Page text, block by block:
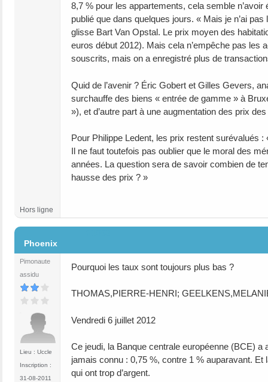
8,7 % pour les appartements, cela semble
publié que dans quelques jours. « Mais je n’ai
glisse Bart Van Opstal. Le prix moyen des
euros début 2012). Mais cela n’empêche pas les
souscrits, mais on a enregistré plus de
Quid de l’avenir ? Éric Gobert et Gilles Gevers,
surchauffe des biens « entrée de gamme » à
»), et d’autre part à une augmentation des prix
Pour Philippe Ledent, les prix restent surévalués :
Il ne faut toutefois pas oublier que le moral des
années. La question sera de savoir combien de
hausse des prix ? »
Hors ligne
Phoenix
Pimonaute
assidu
Lieu : Uccle
Inscription :
31-08-2011
Pourquoi les taux sont toujours plus bas ?
THOMAS,PIERRE-HENRI;
Vendredi 6 juillet 2012
Ce jeudi, la Banque centrale européenne (BCE) a
jamais connu : 0,75 %, contre 1 % auparavant.
qui ont trop d’argent.